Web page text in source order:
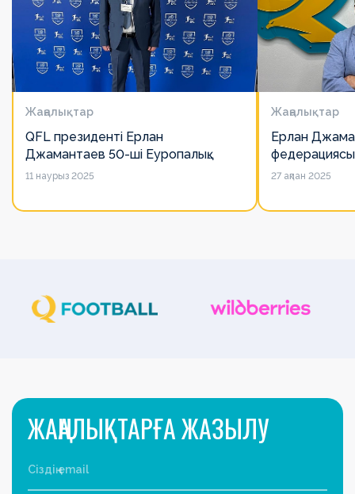
Жаңалықтар
QFL президенті Ерлан
Джамантаев 50-ші Еуропалық
лигалар Бас ассамблеясына
11 наурыз 2025
Жаңалықтар
Ерлан
есімін
27 ақпан 2025
ЖАҢАЛЫҚТАРҒА ЖАЗЫЛУ